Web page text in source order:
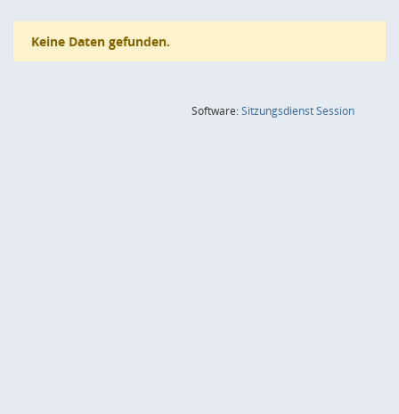
Keine Daten gefunden.
Software:SitzungsdienstSession(Wird in